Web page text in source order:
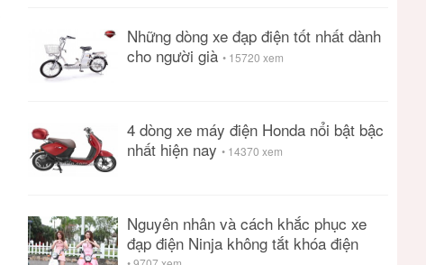
Những dòng xe đạp điện tốt nhất dành
cho người già • 15720 xem
4 dòng xe máy điện Honda nổi bật bậc
nhất hiện nay • 14370 xem
Nguyên nhân và cách khắc phục xe
đạp điện Ninja không tắt khóa điện